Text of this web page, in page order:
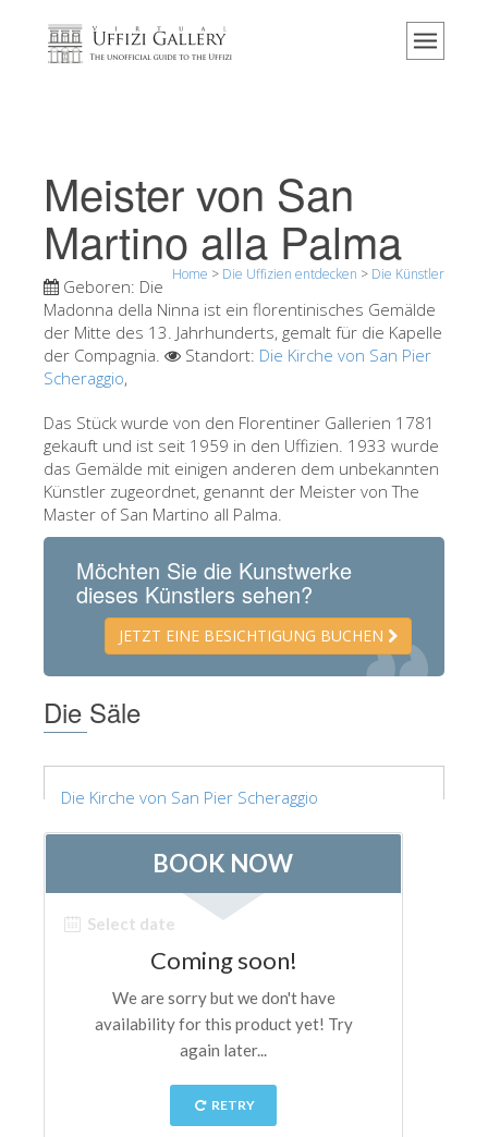
Home
Veranstaltungen & Ausstellungen
Besucher Bewertungen
Kontakt
Die Uffizien entdecken
Jetzt buchen
Die Kunstwerke
Die Säle
Die Künstler
Andere Museen
Bargello Museum
Opificio delle Pietre Dure
Museo Galileo
Vasari Corridor
Palazzo Vecchio
Santa Maria Novella
Meister von San
Martino alla Palma
Home > Die Uffizien entdecken > Die Künstler
Geboren: Die
Madonna della Ninna ist ein florentinisches Gemälde
der Mitte des 13. Jahrhunderts, gemalt für die Kapelle
der Compagnia.
Standort: Die Kirche von San Pier
Scheraggio,
Das Stück wurde von den Florentiner Gallerien 1781
gekauft und ist seit 1959 in den Uffizien. 1933 wurde
das Gemälde mit einigen anderen dem unbekannten
Künstler zugeordnet, genannt der Meister von The
Master of San Martino all Palma.
Möchten Sie die Kunstwerke
dieses Künstlers sehen?
JETZT EINE BESICHTIGUNG BUCHEN
Die Säle
Die Kirche von San Pier Scheraggio